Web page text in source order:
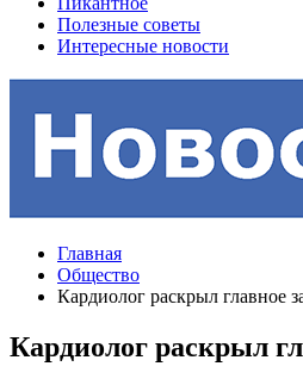
Полезные советы
Интересные новости
Главная
Общество
Кардиолог раскрыл главное
Кардиолог раскрыл